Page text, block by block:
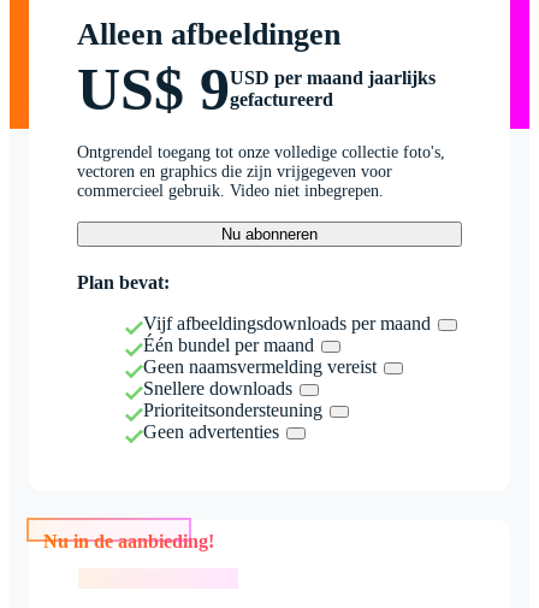
Alleen afbeeldingen
US$ 9USD per maand jaarlijks
gefactureerd
Ontgrendel toegang tot onze volledige collectie foto's,
vectoren en graphics die zijn vrijgegeven voor
commercieel gebruik. Video niet inbegrepen.
Nu abonneren
Plan bevat:
Vijf afbeeldingsdownloads per maand
Één bundel per maand
Geen naamsvermelding vereist
Snellere downloads
Prioriteitsondersteuning
Geen advertenties
Nu in de aanbieding!